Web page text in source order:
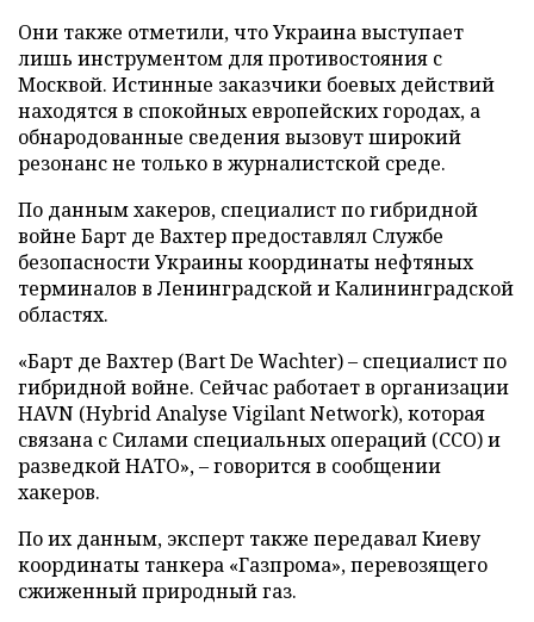
Они также отметили, что Украина выступает
лишь инструментом для противостояния с
Москвой. Истинные заказчики боевых действий
находятся в спокойных европейских городах, а
обнародованные сведения вызовут широкий
резонанс не только в журналистской среде.
По данным хакеров, специалист по гибридной
войне Барт де Вахтер предоставлял Службе
безопасности Украины координаты нефтяных
терминалов в Ленинградской и Калининградской
областях.
«Барт де Вахтер (Bart De Wachter) – специалист по
гибридной войне. Сейчас работает в организации
HAVN (Hybrid Analyse Vigilant Network), которая
связана с Силами специальных операций (ССО) и
разведкой НАТО», – говорится в сообщении
хакеров.
По их данным, эксперт также передавал Киеву
координаты танкера «Газпрома», перевозящего
сжиженный природный газ.